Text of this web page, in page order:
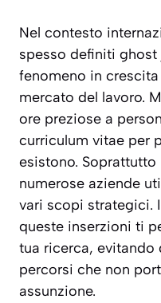
Nel contesto
spesso definiti
fenomeno in
mercato del lavoro.
ore preziose a
curriculum vitae per
esistono.
numerose aziende
vari scopi strategici.
queste inserzioni ti
tua ricerca, evitando
percorsi che non
assunzione.